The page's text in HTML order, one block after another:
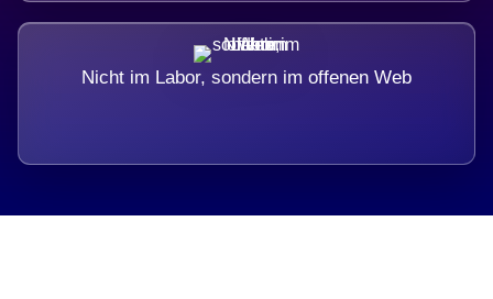
Nicht im Labor, sondern im offenen Web